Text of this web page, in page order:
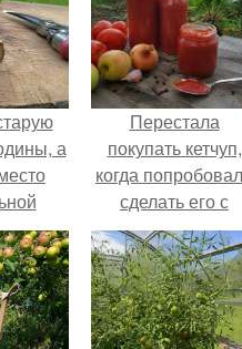
а
Перестала
покупать кетчуп,
когда
сделать его с
яблоками.